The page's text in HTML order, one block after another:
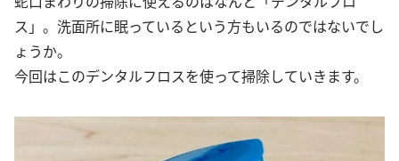
ス」。洗面所に眠っているという方もいるのではないでし
ょうか。
今回はこのデンタルフロスを使って掃除していきます。